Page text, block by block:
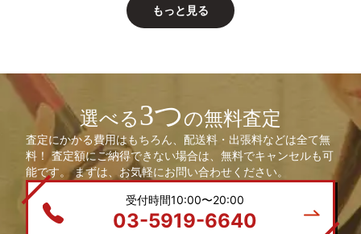
もっと見る
選べる3つの無料査定
査定にかかる費用はもちろん、配送料・出張料などは全て無
料！ 査定額にご納得できない場合は、無料でキャンセルも可
能です。 まずは、お気軽にお問い合わせください。
受付時間10:00〜20:00
03-5919-6640